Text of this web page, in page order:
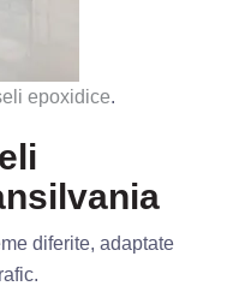
epoxidice.
diferite, adaptate